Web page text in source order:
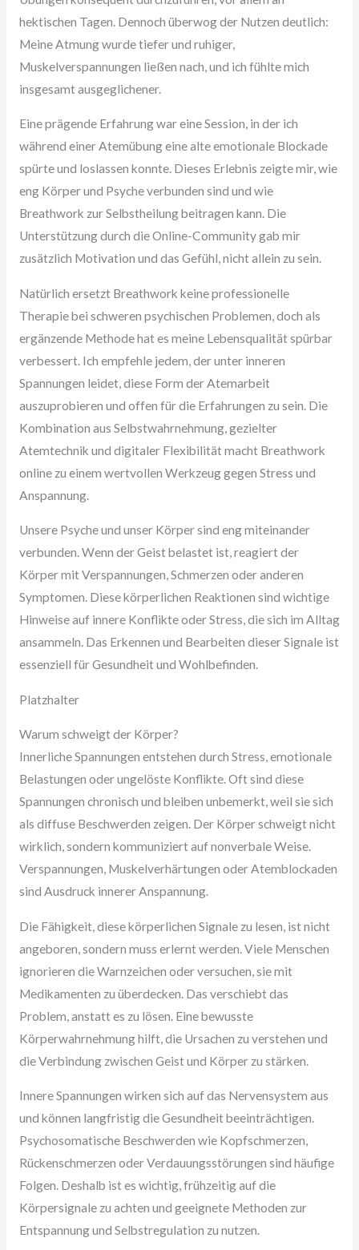
hektischen Tagen. Dennoch überwog der Nutzen deutlich:
Meine Atmung wurde tiefer und ruhiger,
Muskelverspannungen ließen nach, und ich fühlte mich
insgesamt ausgeglichener.
Eine prägende Erfahrung war eine Session, in der ich
während einer Atemübung eine alte emotionale Blockade
spürte und loslassen konnte. Dieses Erlebnis zeigte mir, wie
eng Körper und Psyche verbunden sind und wie
Breathwork zur Selbstheilung beitragen kann. Die
Unterstützung durch die Online-Community gab mir
zusätzlich Motivation und das Gefühl, nicht allein zu sein.
Natürlich ersetzt Breathwork keine professionelle
Therapie bei schweren psychischen Problemen, doch als
ergänzende Methode hat es meine Lebensqualität spürbar
verbessert. Ich empfehle jedem, der unter inneren
Spannungen leidet, diese Form der Atemarbeit
auszuprobieren und offen für die Erfahrungen zu sein. Die
Kombination aus Selbstwahrnehmung, gezielter
Atemtechnik und digitaler Flexibilität macht Breathwork
online zu einem wertvollen Werkzeug gegen Stress und
Anspannung.
Unsere Psyche und unser Körper sind eng miteinander
verbunden. Wenn der Geist belastet ist, reagiert der
Körper mit Verspannungen, Schmerzen oder anderen
Symptomen. Diese körperlichen Reaktionen sind wichtige
Hinweise auf innere Konflikte oder Stress, die sich im Alltag
ansammeln. Das Erkennen und Bearbeiten dieser Signale ist
essenziell für Gesundheit und Wohlbefinden.
Platzhalter
Warum schweigt der Körper?
Innerliche Spannungen entstehen durch Stress, emotionale
Belastungen oder ungelöste Konflikte. Oft sind diese
Spannungen chronisch und bleiben unbemerkt, weil sie sich
als diffuse Beschwerden zeigen. Der Körper schweigt nicht
wirklich, sondern kommuniziert auf nonverbale Weise.
Verspannungen, Muskelverhärtungen oder Atemblockaden
sind Ausdruck innerer Anspannung.
Die Fähigkeit, diese körperlichen Signale zu lesen, ist nicht
angeboren, sondern muss erlernt werden. Viele Menschen
ignorieren die Warnzeichen oder versuchen, sie mit
Medikamenten zu überdecken. Das verschiebt das
Problem, anstatt es zu lösen. Eine bewusste
Körperwahrnehmung hilft, die Ursachen zu verstehen und
die Verbindung zwischen Geist und Körper zu stärken.
Innere Spannungen wirken sich auf das Nervensystem aus
und können langfristig die Gesundheit beeinträchtigen.
Psychosomatische Beschwerden wie Kopfschmerzen,
Rückenschmerzen oder Verdauungsstörungen sind häufige
Folgen. Deshalb ist es wichtig, frühzeitig auf die
Körpersignale zu achten und geeignete Methoden zur
Entspannung und Selbstregulation zu nutzen.